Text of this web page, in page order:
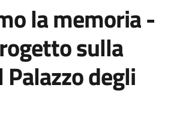
la memoria -
sulla
degli